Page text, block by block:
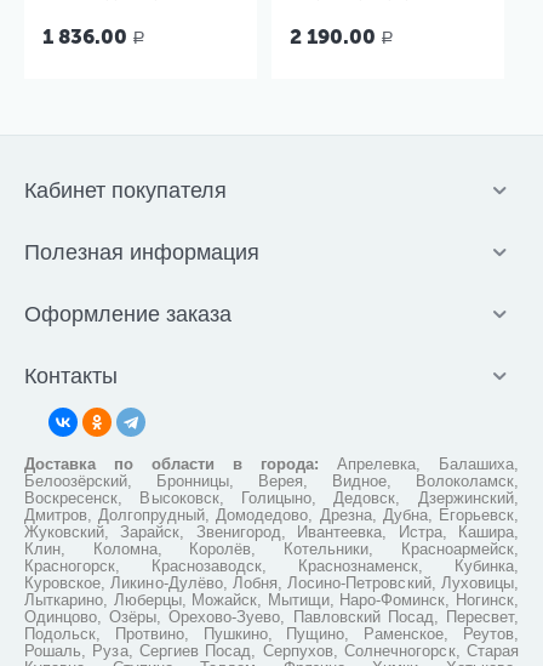
1 836.00 Р 2 190.00 Р
Кабинет покупателя
Полезная информация
Оформление заказа
Контакты
Доставка по области в города: Апрелевка, Балашиха,
Белоозёрский, Бронницы, Верея, Видное, Волоколамск,
Воскресенск, Высоковск, Голицыно, Дедовск, Дзержинский,
Дмитров, Долгопрудный, Домодедово, Дрезна, Дубна, Егорьевск,
Жуковский, Зарайск, Звенигород, Ивантеевка, Истра, Кашира,
Клин, Коломна, Королёв, Котельники, Красноармейск,
Красногорск, Краснозаводск, Краснознаменск, Кубинка,
Куровское, Ликино-Дулёво, Лобня, Лосино-Петровский, Луховицы,
Лыткарино, Люберцы, Можайск, Мытищи, Наро-Фоминск, Ногинск,
Одинцово, Озёры, Орехово-Зуево, Павловский Посад, Пересвет,
Подольск, Протвино, Пушкино, Пущино, Раменское, Реутов,
Рошаль, Руза, Сергиев Посад, Серпухов, Солнечногорск, Старая